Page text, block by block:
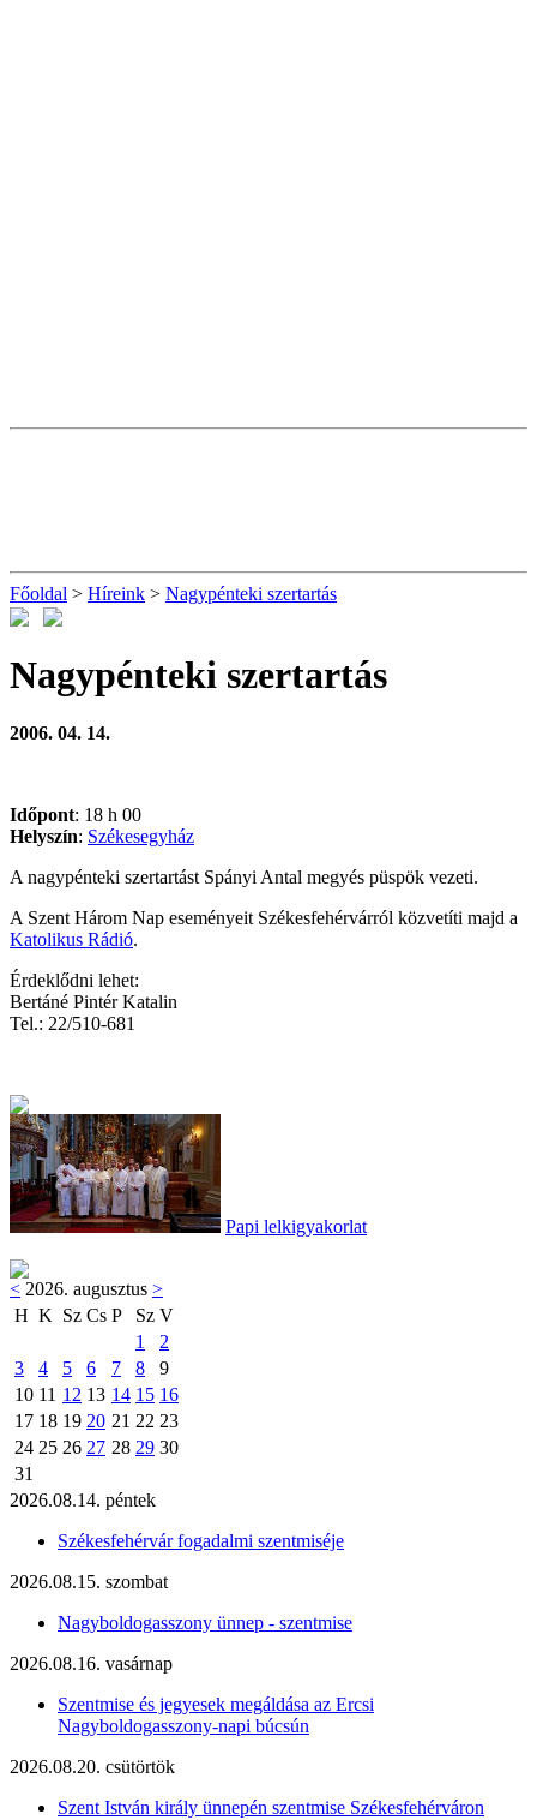
Főoldal > Híreink > Nagypénteki szertartás
Nagypénteki szertartás
2006. 04. 14.
Időpont: 18 h 00
Helyszín: Székesegyház
A nagypénteki szertartást Spányi Antal megyés püspök vezeti.
A Szent Három Nap eseményeit Székesfehérvárról közvetíti majd a
Katolikus Rádió.
Érdeklődni lehet:
Bertáné Pintér Katalin
Tel.: 22/510-681
Papi lelkigyakorlat
< 2026. augusztus >
H K Sz Cs P Sz V
1
2
3
4 5 6 7 8
9
10 11 12 13 14 15 16
17 18 19 20 21 22 23
24 25 26 27 28 29 30
31
2026.08.14. péntek
Székesfehérvár fogadalmi szentmiséje
2026.08.15. szombat
Nagyboldogasszony ünnep - szentmise
2026.08.16. vasárnap
Szentmise és jegyesek megáldása az Ercsi
Nagyboldogasszony-napi búcsún
2026.08.20. csütörtök
Szent István király ünnepén szentmise Székesfehérváron